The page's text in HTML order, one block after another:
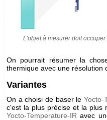
L'objet à mesurer doit
On pourrait résumer la
thermique avec une résolution
Variantes
On a choisi de baser le Yocto-
c'est la plus précise et la plus
Yocto-Temperature-IR avec